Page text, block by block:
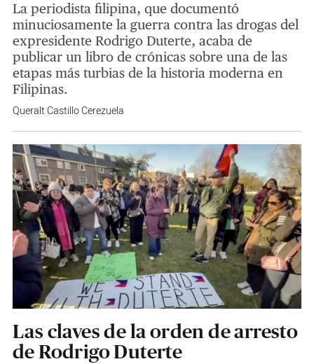
La periodista filipina, que documentó
minuciosamente la guerra contra las drogas del
expresidente Rodrigo Duterte, acaba de
publicar un libro de crónicas sobre una de las
etapas más turbias de la historia moderna en
Filipinas.
Queralt Castillo Cerezuela
Las claves de la orden de arresto
de Rodrigo Duterte